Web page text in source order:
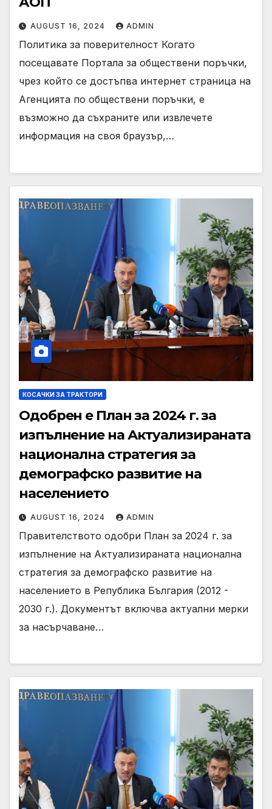
AUGUST 16, 2024 ADMIN
Политика за поверителност Когато
посещавате Портала за обществени поръчки,
чрез който се достъпва интернет страница на
Агенцията по обществени поръчки, е
възможно да съхраните или извлечете
информация на своя браузър,…
КОСАЧКИ ЗА ТРАКТОРИ
Одобрен е План за 2024 г. за
изпълнение на Актуализираната
национална стратегия за
демографско развитие на
населението
AUGUST 16, 2024 ADMIN
Правителството одобри План за 2024 г. за
изпълнение на Актуализираната национална
стратегия за демографско развитие на
населението в Република България (2012 -
2030 г.). Документът включва актуални мерки
за насърчаване…